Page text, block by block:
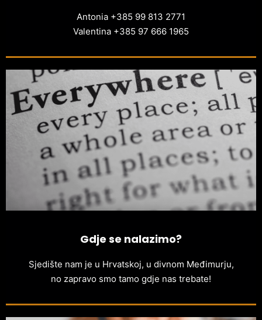
Antonia +385 99 813 2771
Valentina +385 97 666 1965
Gdje se nalazimo?
Sjedište nam je u Hrvatskoj, u divnom Međimurju,
no zapravo smo tamo gdje nas trebate!